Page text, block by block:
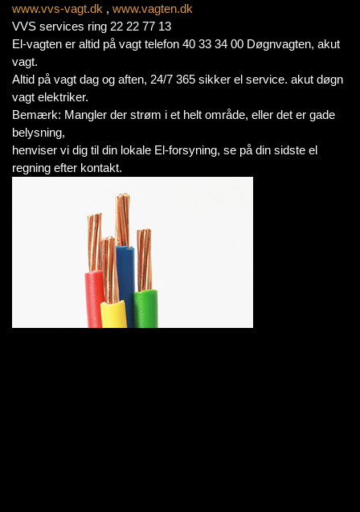
www.vvs-vagt.dk , www.vagten.dk
VVS services ring 22 22 77 13
El-vagten er altid på vagt telefon 40 33 34 00 Døgnvagten, akut
vagt.
Altid på vagt dag og aften, 24/7 365 sikker el service. akut døgn
vagt elektriker.
Bemærk: Mangler der strøm i et helt område, eller det er gade
belysning,
henviser vi dig til din lokale El-forsyning, se på din sidste el
regning efter kontakt.